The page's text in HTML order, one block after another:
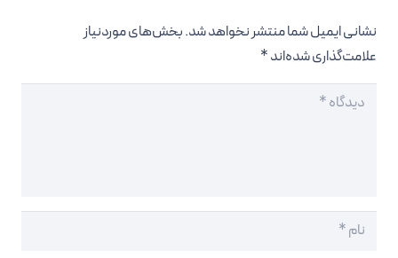
نشانی ایمیل شما منتشر نخواهد شد.بخش‌های موردنیاز
علامت‌گذاری شده‌اند*